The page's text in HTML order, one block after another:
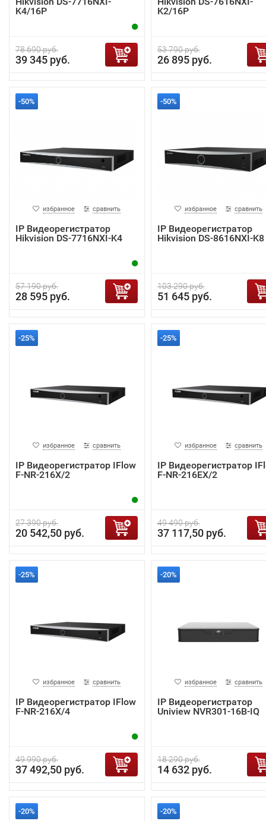
K4/16P
78 690 руб.
39 345 руб.
K2/16P
53 790 руб.
26 895 руб.
-50%
избранное сравнить
IP Видеорегистратор
Hikvision DS-7716NXI-K4
57 190 руб.
28 595 руб.
-50%
избранное сравнить
IP Видеорегистратор
Hikvision DS-8616NXI-K8
103 290 руб.
51 645 руб.
-25%
избранное сравнить
IP Видеорегистратор IFlow
F-NR-216X/2
27 390 руб.
20 542,50 руб.
-25%
избранное сравнить
IP Видеорегистратор
F-NR-216EX/2
49 490 руб.
37 117,50 руб.
-25%
избранное сравнить
IP Видеорегистратор IFlow
F-NR-216X/4
49 990 руб.
37 492,50 руб.
-20%
избранное сравнить
IP Видеорегистратор
Uniview NVR301-16B-IQ
18 290 руб.
14 632 руб.
-20% -20%